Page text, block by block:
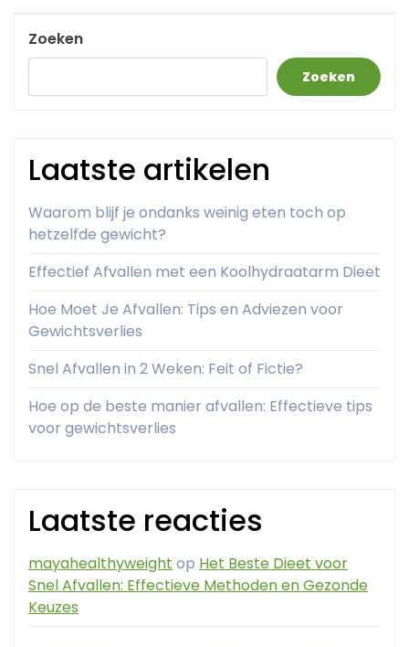
Zoeken
Zoeken
Laatste artikelen
Waarom blijf je ondanks weinig eten toch op
hetzelfde gewicht?
Effectief Afvallen met een Koolhydraatarm Dieet
Hoe Moet Je Afvallen: Tips en Adviezen voor
Gewichtsverlies
Snel Afvallen in 2 Weken: Feit of Fictie?
Hoe op de beste manier afvallen: Effectieve tips
voor gewichtsverlies
Laatste reacties
mayahealthyweight op Het Beste Dieet voor
Snel Afvallen: Effectieve Methoden en Gezonde
Keuzes